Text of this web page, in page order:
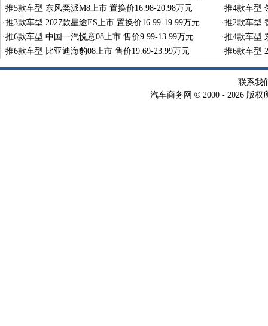
·推5款车型 东风奕派M8上市 置换价16.98-20.98万元 ·推4款车型
·推3款车型 2027款星途ES上市 置换价16.99-19.99万元 ·推2款车型
·推6款车型 中国一汽悦意08上市 售价9.99-13.99万元 ·推4款车型
·推6款车型 比亚迪海豹08上市 售价19.69-23.99万元 ·推6款车型
联系我
汽车商务网 © 2000 - 2026 版权